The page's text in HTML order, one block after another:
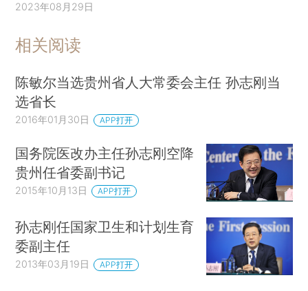
2023年08月29日
相关阅读
陈敏尔当选贵州省人大常委会主任 孙志刚当
选省长
2016年01月30日 APP打开
国务院医改办主任孙志刚空降
贵州任省委副书记
2015年10月13日 APP打开
孙志刚任国家卫生和计划生育
委副主任
2013年03月19日 APP打开